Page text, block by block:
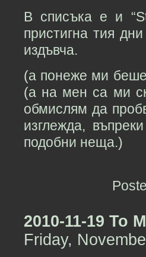
В списъка е и
пристигна тия
издъвча.
(а понеже ми
(а на мен са ми
обмислям да
изглежда,
подобни неща.)
2010-11-19 To
Friday,